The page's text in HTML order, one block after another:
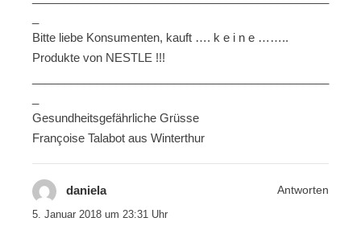
Bitte liebe Konsumenten, kauft …. k e i n e ……..
Produkte von NESTLE !!!
Gesundheitsgefährliche Grüsse
Françoise Talabot aus Winterthur
daniela
5. Januar 2018 um 23:31 Uhr
Antworten